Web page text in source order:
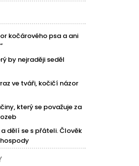
kočárového psa a ani
by nejraději seděl
ve tváři, kočičí názor
který se považuje za
dělí se s přáteli. Člověk